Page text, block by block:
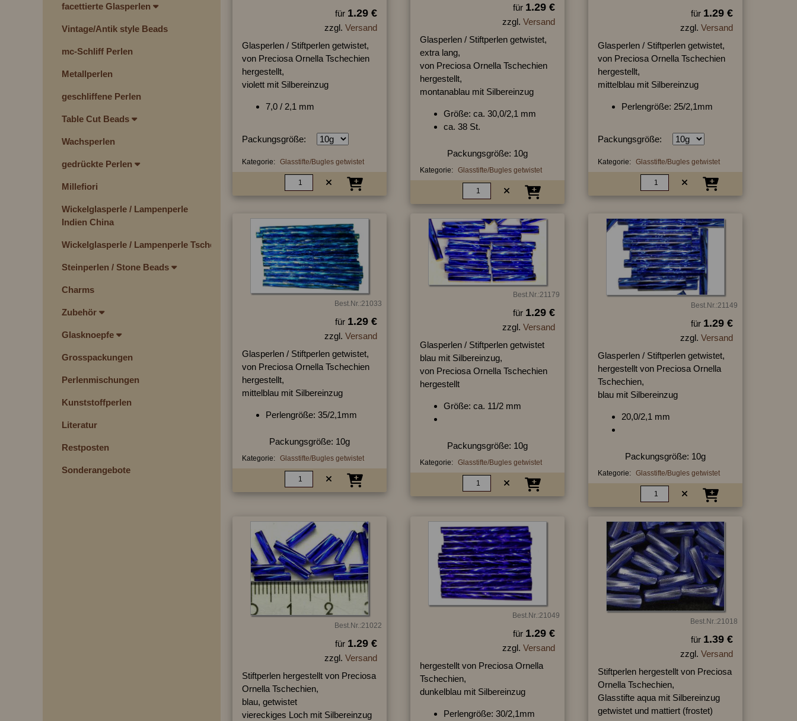
facettierte Glasperlen
Vintage/Antik style Beads
mc-Schliff Perlen
Metallperlen
geschliffene Perlen
Table Cut Beads
Wachsperlen
gedrückte Perlen
Millefiori
Wickelglasperle / Lampenperle
Indien China
Wickelglasperle / Lampenperle Tschechien
Steinperlen / Stone Beads
Charms
Zubehör
Glasknoepfe
Grosspackungen
Perlenmischungen
Kunststoffperlen
Literatur
Restposten
Sonderangebote
für 1.29 €
zzgl. Versand
Glasperlen / Stiftperlen getwistet,
von Preciosa Ornella Tschechien
hergestellt,
violett mit Silbereinzug
7,0 / 2,1 mm
Packungsgröße:
Kategorie: Glasstifte/Bugles getwistet
für 1.29 €
zzgl. Versand
Glasperlen / Stiftperlen getwistet,
extra lang,
von Preciosa Ornella Tschechien
hergestellt,
montanablau mit Silbereinzug
Größe: ca. 30,0/2,1 mm
ca. 38 St.
Packungsgröße: 10g
Kategorie: Glasstifte/Bugles getwistet
für 1.29 €
zzgl. Versand
Glasperlen / Stiftperlen getwistet,
von Preciosa Ornella Tschechien
hergestellt,
mittelblau mit Silbereinzug
Perlengröße: 25/2,1mm
Packungsgröße:
Kategorie: Glasstifte/Bugles getwistet
Best.Nr.:21033
für 1.29 €
zzgl. Versand
Glasperlen / Stiftperlen getwistet,
von Preciosa Ornella Tschechien
hergestellt,
mittelblau mit Silbereinzug
Perlengröße: 35/2,1mm
Packungsgröße: 10g
Kategorie: Glasstifte/Bugles getwistet
Best.Nr.:21179
für 1.29 €
zzgl. Versand
Glasperlen / Stiftperlen getwistet
blau mit Silbereinzug,
von Preciosa Ornella Tschechien
hergestellt
Größe: ca. 11/2 mm
Packungsgröße: 10g
Kategorie: Glasstifte/Bugles getwistet
Best.Nr.:21149
für 1.29 €
zzgl. Versand
Glasperlen / Stiftperlen getwistet,
hergestellt von Preciosa Ornella
Tschechien,
blau mit Silbereinzug
20,0/2,1 mm
Packungsgröße: 10g
Kategorie: Glasstifte/Bugles getwistet
Best.Nr.:21022
für 1.29 €
zzgl. Versand
Stiftperlen hergestellt von Preciosa
Ornella Tschechien,
blau, getwistet
viereckiges Loch mit Silbereinzug
Best.Nr.:21049
für 1.29 €
zzgl. Versand
hergestellt von Preciosa Ornella
Tschechien,
dunkelblau mit Silbereinzug
Perlengröße: 30/2,1mm
Best.Nr.:21018
für 1.39 €
zzgl. Versand
Stiftperlen hergestellt von Preciosa
Ornella Tschechien,
Glasstifte aqua mit Silbereinzug
getwistet und mattiert (frostet)